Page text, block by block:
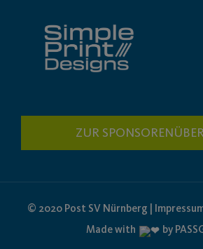
ZUR
© 2020 Post SV Nürnberg |
Made with
by